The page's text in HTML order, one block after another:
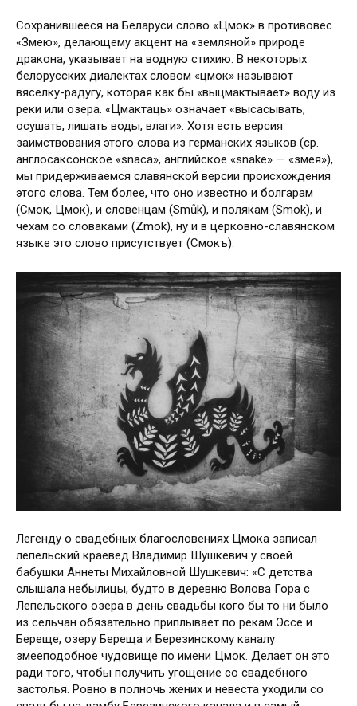
Сохранившееся на Беларуси слово «Цмок» в противовес
«Змею», делающему акцент на «земляной» природе
дракона, указывает на водную стихию. В некоторых
белорусских диалектах словом «цмок» называют
вяселку-радугу, которая как бы «выцмактывает» воду из
реки или озера. «Цмактаць» означает «высасывать,
осушать, лишать воды, влаги». Хотя есть версия
заимствования этого слова из германских языков (ср.
англосаксонское «snаса», английское «snake» — «змея»),
мы придерживаемся славянской версии происхождения
этого слова. Тем более, что оно известно и болгарам
(Смок, Цмок), и словенцам (Smůk), и полякам (Smok), и
чехам со словаками (Zmok), ну и в церковно-славянском
языке это слово присутствует (Смокъ).
Легенду о свадебных благословениях Цмока записал
лепельский краевед Владимир Шушкевич у своей
бабушки Аннеты Михайловной Шушкевич: «С детства
слышала небылицы, будто в деревню Волова Гора с
Лепельского озера в день свадьбы кого бы то ни было
из сельчан обязательно приплывает по рекам Эссе и
Береще, озеру Береща и Березинскому каналу
змееподобное чудовище по имени Цмок. Делает он это
ради того, чтобы получить угощение со свадебного
застолья. Ровно в полночь жених и невеста уходили со